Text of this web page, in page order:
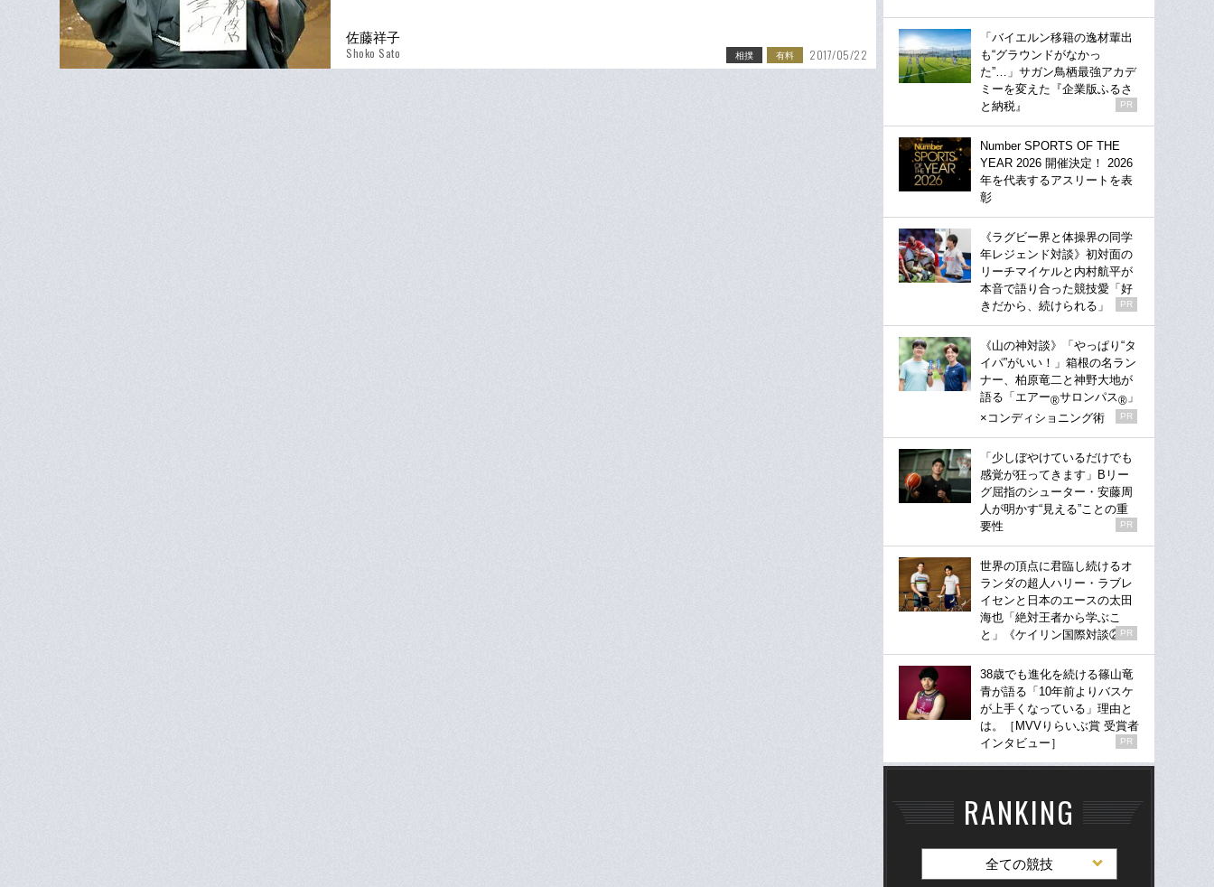
佐藤祥子
Shoko Sato 相撲 有料 2017/05/22
「バイエルン移籍の逸材輩出
も“グラウンドがなかっ
た”…」サガン鳥栖最強アカデ
ミーを変えた『企業版ふるさ
と納税』
PR
Number SPORTS OF THE
YEAR 2026 開催決定！ 2026
年を代表するアスリートを表
彰
《ラグビー界と体操界の同学
年レジェンド対談》初対面の
リーチマイケルと内村航平が
本音で語り合った競技愛「好
きだから、続けられる」
PR
《山の神対談》「やっぱり“タ
イパ”がいい！」箱根の名ラン
ナー、柏原竜二と神野大地が
語る「エアー®サロンパス® 」
×コンディショニング術
PR
「少しぼやけているだけでも
感覚が狂ってきます」Bリー
グ屈指のシューター・安藤周
人が明かす“見える”ことの重
要性
PR
世界の頂点に君臨し続けるオ
ランダの超人ハリー・ラブレ
イセンと日本のエースの太田
海也「絶対王者から学ぶこ
と」《ケイリン国際対談②》
PR
38歳でも進化を続ける篠山竜
青が語る「10年前よりバスケ
が上手くなっている」理由と
は。［MVVりらいぶ賞 受賞者
インタビュー］
PR
RANKING
全ての競技